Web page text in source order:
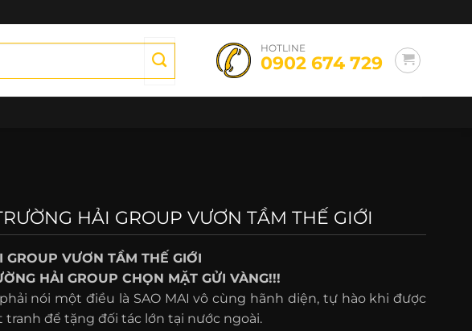
HOTLINE
0902 674 729
HẢI GROUP VƯƠN TẦM THẾ GIỚI
VƯƠN TẦM THẾ GIỚI
HẢI GROUP CHỌN MẶT GỬI VÀNG!!!
nói một điều là SAO MAI vô cùng hãnh diện, tự hào khi được
để tặng đối tác lớn tại nước ngoài.